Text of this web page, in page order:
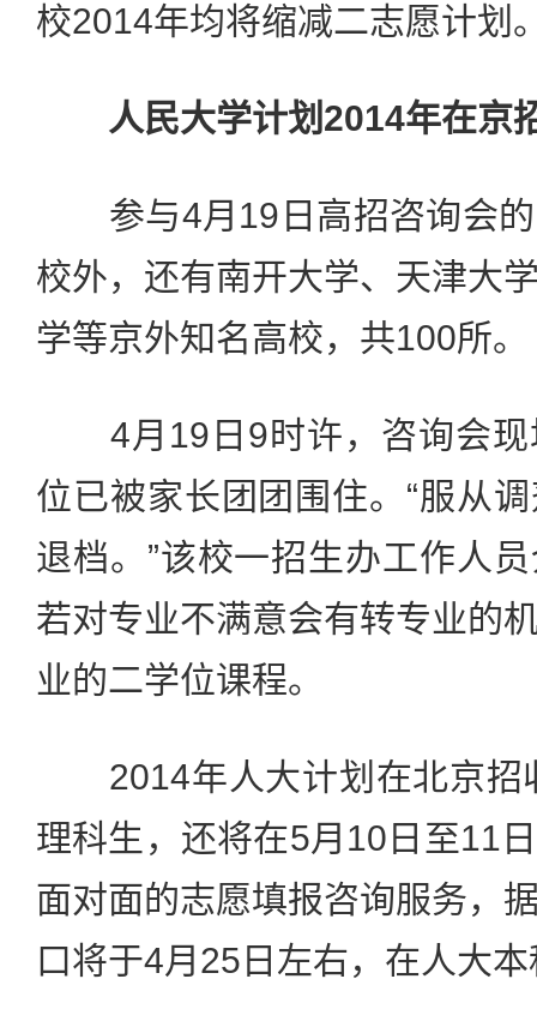
校2014年均将缩减二志愿计划
人民大学计划2014年在京
参与4月19日高招咨询会的
校外，还有南开大学、天津大
学等京外知名高校，共100所。
4月19日9时许，咨询会现
位已被家长团团围住。“服从
退档。”该校一招生办工作人
若对专业不满意会有转专业的
业的二学位课程。
2014年人大计划在北京招
理科生，还将在5月10日至11
面对面的志愿填报咨询服务，
口将于4月25日左右，在人大